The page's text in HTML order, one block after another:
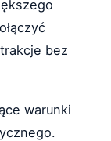
bez
warunki